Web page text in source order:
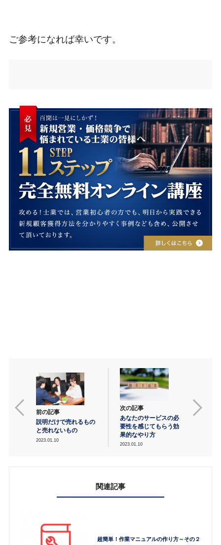
ご参考になれば幸いです。
前の記事
説明だけで売れるもの
と売れないもの
2023.01.10
次の記事
あなたのサービスの必
要性を感じてもらう効
果的なやり方
2023.01.10
関連記事
超簡単！作業マニュアルの作り方～その２